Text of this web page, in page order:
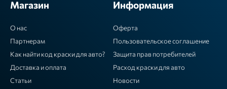
Магазин
О нас
Партнерам
Как найти код краски для авто?
Доставка и оплата
Статьи
Информация
Оферта
Пользовательское соглашение
Защита прав потребителей
Расход краски для авто
Новости